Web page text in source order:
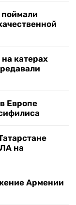
катерах
Европе
на
Армении